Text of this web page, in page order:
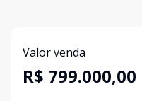
Valor venda
R$ 799.000,00